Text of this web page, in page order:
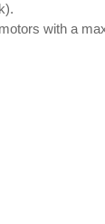
with a